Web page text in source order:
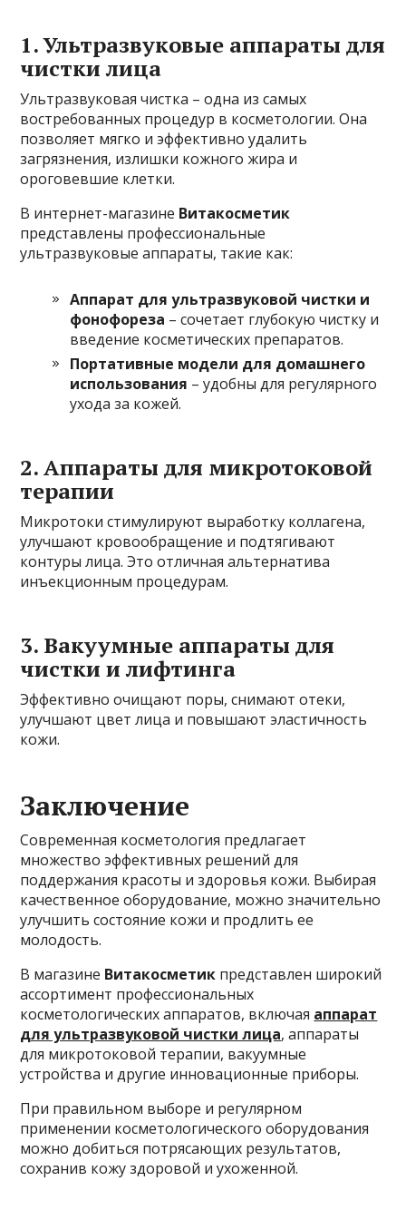
1. Ультразвуковые аппараты для
чистки лица
Ультразвуковая чистка – одна из самых
востребованных процедур в косметологии. Она
позволяет мягко и эффективно удалить
загрязнения, излишки кожного жира и
ороговевшие клетки.
В интернет-магазине Витакосметик
представлены профессиональные
ультразвуковые аппараты, такие как:
Аппарат для ультразвуковой чистки и
фонофореза – сочетает глубокую чистку и
введение косметических препаратов.
Портативные модели для домашнего
использования – удобны для регулярного
ухода за кожей.
2. Аппараты для микротоковой
терапии
Микротоки стимулируют выработку коллагена,
улучшают кровообращение и подтягивают
контуры лица. Это отличная альтернатива
инъекционным процедурам.
3. Вакуумные аппараты для
чистки и лифтинга
Эффективно очищают поры, снимают отеки,
улучшают цвет лица и повышают эластичность
кожи.
Заключение
Современная косметология предлагает
множество эффективных решений для
поддержания красоты и здоровья кожи. Выбирая
качественное оборудование, можно значительно
улучшить состояние кожи и продлить ее
молодость.
В магазине Витакосметик представлен широкий
ассортимент профессиональных
косметологических аппаратов, включая аппарат
для ультразвуковой чистки лица, аппараты
для микротоковой терапии, вакуумные
устройства и другие инновационные приборы.
При правильном выборе и регулярном
применении косметологического оборудования
можно добиться потрясающих результатов,
сохранив кожу здоровой и ухоженной.